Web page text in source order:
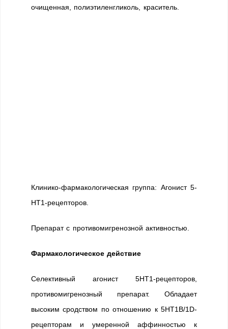
очищенная, полиэтиленгликоль, краситель.
Клинико-фармакологическая группа: Агонист 5-
HT1-рецепторов.
Препарат с противомигренозной активностью.
Фармакологическое действие
Селективный агонист 5НТ1-рецепторов,
противомигренозный препарат. Обладает
высоким сродством по отношению к 5НТ1B/1D-
рецепторам и умеренной аффинностью к